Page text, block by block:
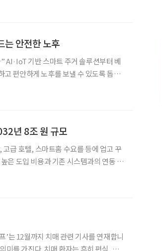
는 안전한 노후
AI·IoT 기반 스마트 주거 솔루션부터 베
년 8조 원 규모
급 호텔, 스마트홈 수요를 등에 업고 꾸
은 도입 비용과 기존 시스템과의 연동 문
’는 12월까지 치매 관련 기사를 연재합니